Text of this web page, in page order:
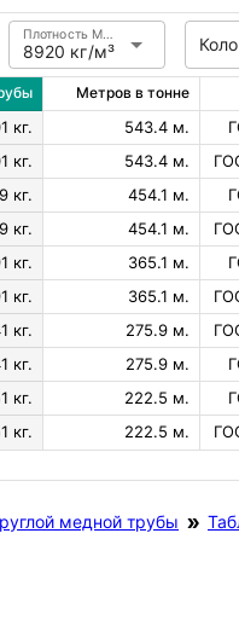
8920 кг/м³
Плотность Медь
Метров в тонне
кг. 543.4 м.
кг. 543.4 м.
кг. 454.1 м.
кг. 454.1 м.
кг. 365.1 м.
кг. 365.1 м.
кг. 275.9 м.
кг. 275.9 м.
кг. 222.5 м.
кг. 222.5 м.
медной трубы